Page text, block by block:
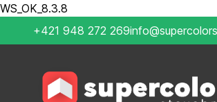
WS_OK_8.3.8
+421 948 272 269